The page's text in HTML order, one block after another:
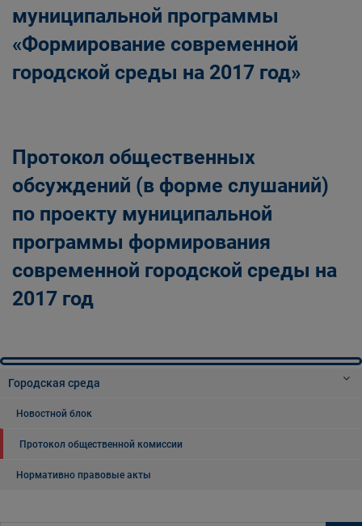
муниципальной программы
«Формирование современной
городской среды на 2017 год»
Протокол общественных
обсуждений (в форме слушаний)
по проекту муниципальной
программы формирования
современной городской среды на
2017 год
Городская среда
Новостной блок
Протокол общественной комиссии
Нормативно правовые акты